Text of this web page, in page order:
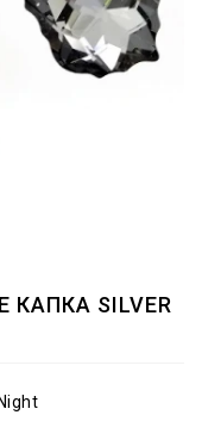
КАПКА SILVER